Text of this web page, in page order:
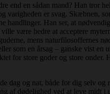
end en sådan mand? Han tror
varigheden er svag. Skæbnen,
handlinger. Han ser, at
være bedre at acceptere
mens naturfilosoffernes
som en årsag – ganske vist
for store goder og store onder.
dag og nat, både for dig selv
af dødelighed ved at leve midt i